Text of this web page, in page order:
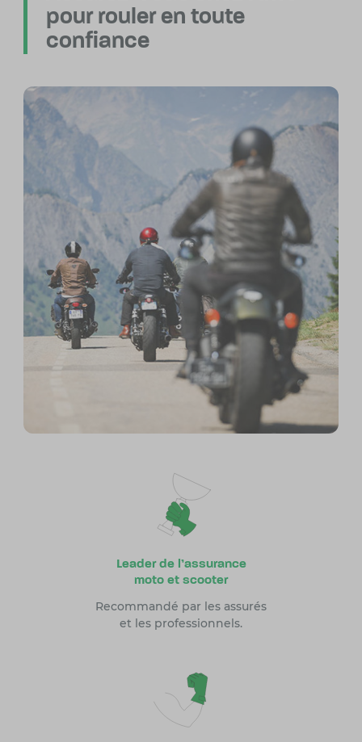
pour rouler en toute
confiance
Leader de l’assurance
moto et scooter
Recommandé par les assurés
et les professionnels.